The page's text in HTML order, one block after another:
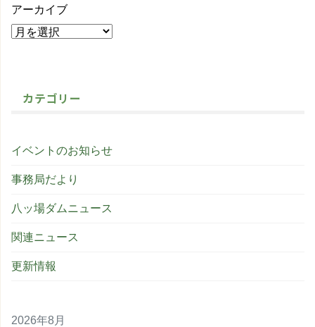
アーカイブ
カテゴリー
イベントのお知らせ
事務局だより
八ッ場ダムニュース
関連ニュース
更新情報
2026年8月